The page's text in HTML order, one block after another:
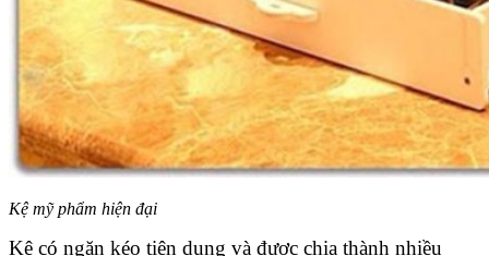
Kệ mỹ phẩm hiện đại
Kệ có ngăn kéo tiện dụng và được chia thành nhiều